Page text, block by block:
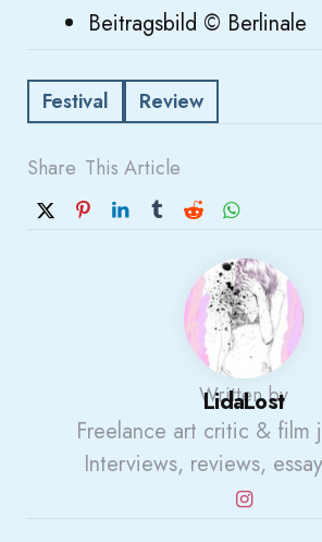
Beitragsbild © Berlinale
Festival Review
Share This Article
Written by
LidaLost
Freelance art critic & film
Interviews, reviews,